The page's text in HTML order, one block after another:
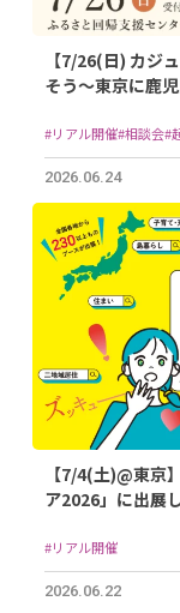
【7/26(日) カジ
そう～東京に鹿
#リアル開催#相談会#
2026.06.24
【7/4(土)@東京
ア2026」に出展
#リアル開催
2026.06.22